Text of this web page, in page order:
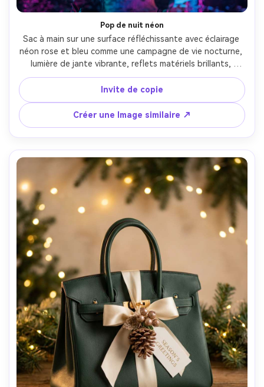
Pop de nuit néon
Sac à main sur une surface réfléchissante avec éclairage
néon rose et bleu comme une campagne de vie nocturne,
lumière de jante vibrante, reflets matériels brillants,
bokeh de fond, prise sur Sony A7S III, 50mm, f/1.8,
contraste élevé, détail produit ultra-réaliste, aesthétique
publicitaire audacieuse de la génération Z-AR 4:5
Invite de copie
Créer une Image similaire ↗